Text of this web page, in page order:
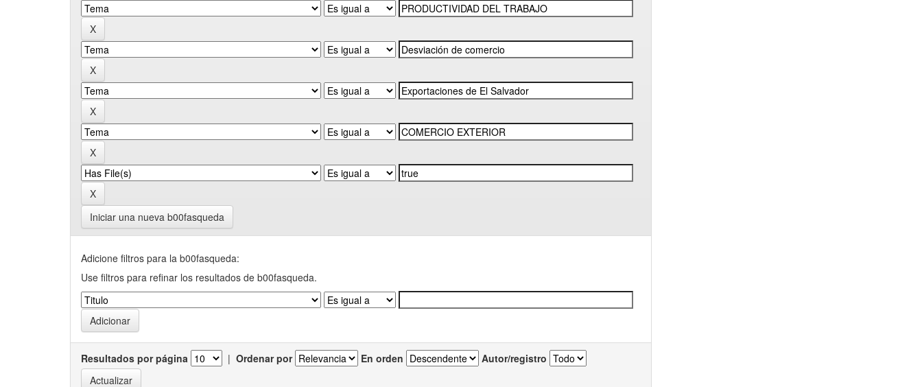
Iniciar una nueva b00fasqueda
Adicione filtros para la b00fasqueda:
Use filtros para refinar los resultados de b00fasqueda.
Resultados por página | Ordenar por En orden Autor/registro